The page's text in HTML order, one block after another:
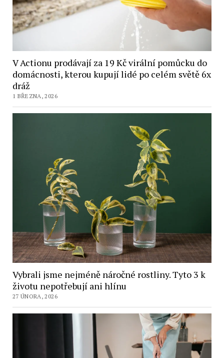
V Actionu prodávají za 19 Kč virální pomůcku do
domácnosti, kterou kupují lidé po celém světě 6x
dráž
1 BŘEZNA, 2026
Vybrali jsme nejméně náročné rostliny. Tyto 3 k
životu nepotřebují ani hlínu
27 ÚNORA, 2026